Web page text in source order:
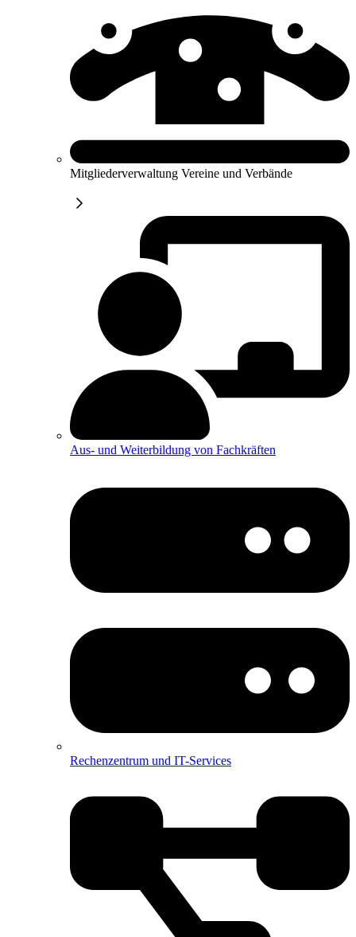
Mitgliederverwaltung Vereine und Verbände
Aus- und Weiterbildung von Fachkräften
Rechenzentrum und IT-Services